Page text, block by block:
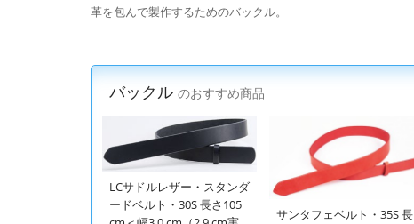
革を包んで製作するためのバックル。
バックル のおすすめ商品
LCサドルレザー・スタンダ
ードベルト・30S 長さ105
サンタフェベルト・35S 長